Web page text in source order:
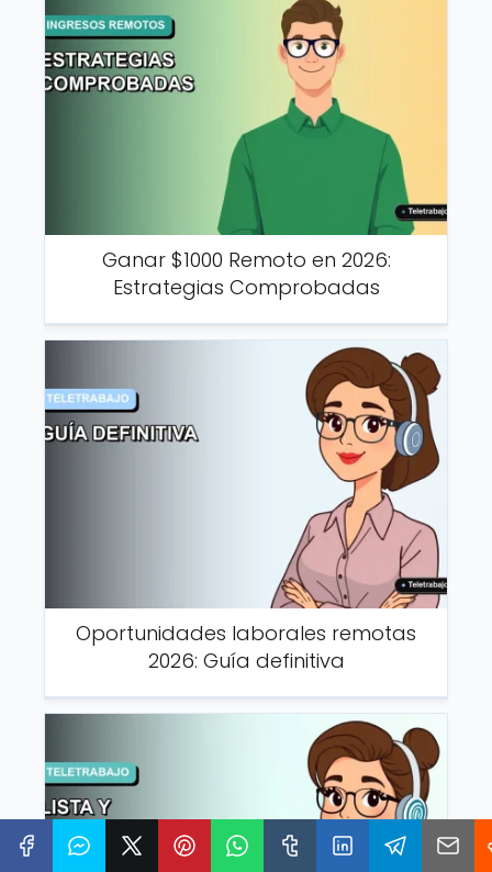
Ganar $1000 Remoto en 2026:
Estrategias Comprobadas
Oportunidades laborales remotas
2026: Guía definitiva